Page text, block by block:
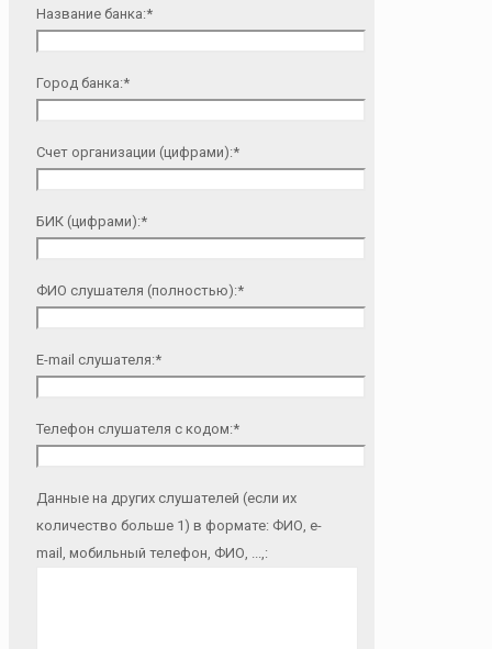
Название банка:*
Город банка:*
Счет организации (цифрами):*
БИК (цифрами):*
ФИО слушателя (полностью):*
E-mail слушателя:*
Телефон слушателя с кодом:*
Данные на других слушателей (если их
количество больше 1) в формате: ФИО, e-
mail, мобильный телефон, ФИО, ...,: